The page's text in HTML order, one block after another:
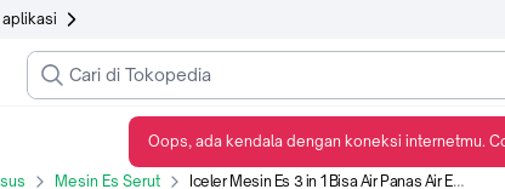
Mesin Es Serut Iceler Mesin Es 3 in 1 Bisa Air Panas Air Es dan Es Batu Galon Bawah
Oops, ada kendala dengan koneksi internetmu.